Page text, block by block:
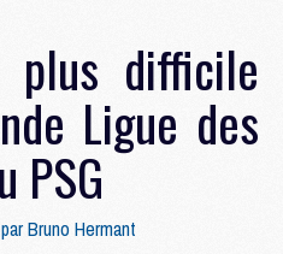
plus difficile
Ligue des
PSG
Bruno Hermant